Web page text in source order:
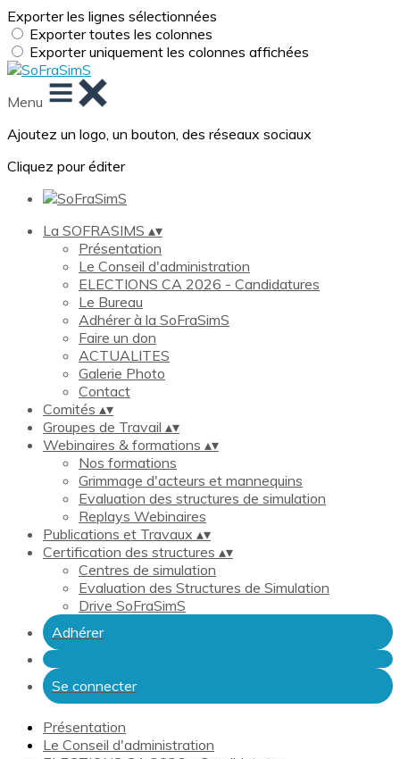
Exporter les lignes sélectionnées
Exporter toutes les colonnes
Exporter uniquement les colonnes affichées
Menu
Ajoutez un logo, un bouton, des réseaux sociaux
Cliquez pour éditer
La SOFRASIMS ▴▾
Présentation
Le Conseil d'administration
ELECTIONS CA 2026 - Candidatures
Le Bureau
Adhérer à la SoFraSimS
Faire un don
ACTUALITES
Galerie Photo
Contact
Comités ▴▾
Groupes de Travail ▴▾
Webinaires & formations ▴▾
Nos formations
Grimmage d'acteurs et mannequins
Evaluation des structures de simulation
Replays Webinaires
Publications et Travaux ▴▾
Certification des structures ▴▾
Centres de simulation
Evaluation des Structures de Simulation
Drive SoFraSimS
Adhérer
Se connecter
Présentation
Le Conseil d'administration